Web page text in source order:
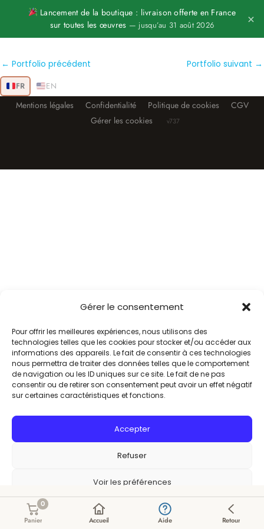
Gérer le consentement
Pour offrir les meilleures expériences, nous utilisons des
technologies telles que les cookies pour stocker et/ou accéder aux
informations des appareils. Le fait de consentir à ces technologies
nous permettra de traiter des données telles que le comportement
de navigation ou les ID uniques sur ce site. Le fait de ne pas
consentir ou de retirer son consentement peut avoir un effet négatif
sur certaines caractéristiques et fonctions.
Accepter
Refuser
Voir les préférences
Politique de cookies Politique de confidentialité
Lancement de la boutique : livraison offerte en France
sur toutes les œuvres — jusqu’au 31 août 2026 ×
← Portfolio précédent Portfolio suivant →
FR
EN
0
Panier
Accueil Aide Retour
Mentions légales Confidentialité Politique de cookies
CGV
Gérer les cookies
v737